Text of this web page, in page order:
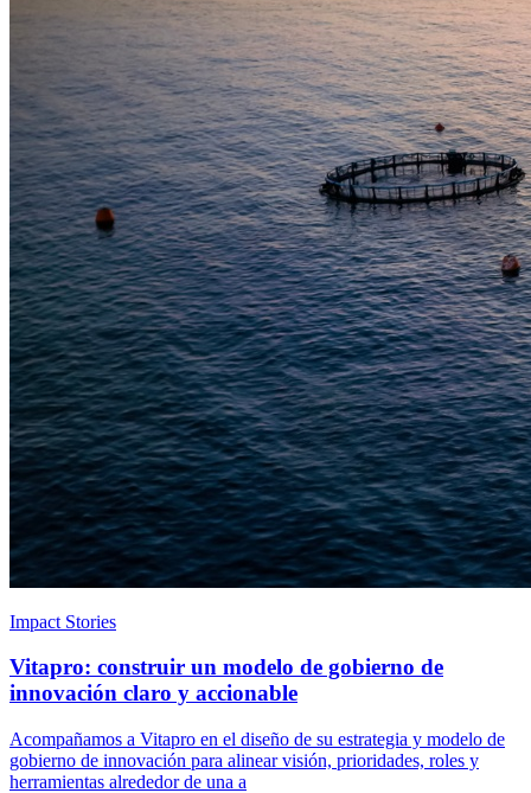
Impact Stories
Vitapro: construir un modelo de gobierno de
innovación claro y accionable
Acompañamos a Vitapro en el diseño de su estrategia y modelo de
gobierno de innovación para alinear visión, prioridades, roles y
herramientas alrededor de una a